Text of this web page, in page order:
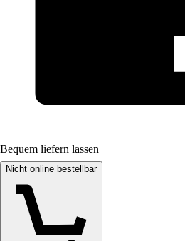
Bequem liefern lassen
Nicht online bestellbar